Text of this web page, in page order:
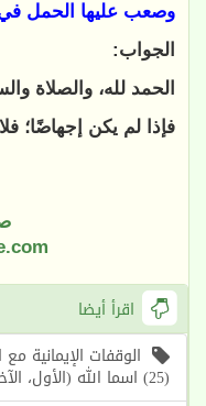
وصعب عليها الحمل في
الجواب:
الحمد لله، والصلاة
فإذا لم يكن إجهاضًا؛
اقرأ أيضا
الوقفات الإيمانية
(25) اسما الله (الأول، الآخر) (موعظة الأسبوع)